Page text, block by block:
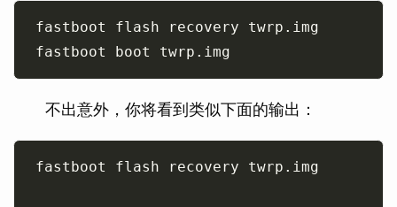
不出意外，你将看到类似下面的输出：